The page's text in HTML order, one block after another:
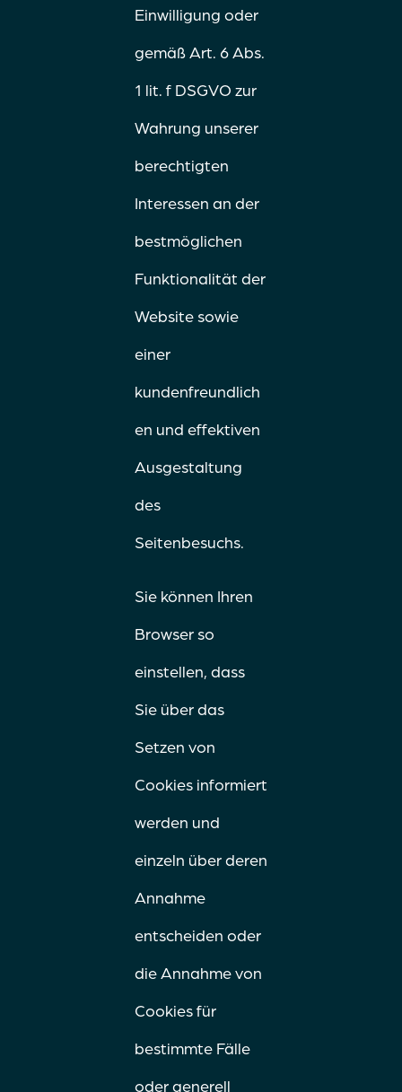
Einwilligung oder
gemäß Art. 6 Abs.
1 lit. f DSGVO zur
Wahrung unserer
berechtigten
Interessen an der
bestmöglichen
Funktionalität der
Website sowie
einer
kundenfreundlich
en und effektiven
Ausgestaltung
des
Seitenbesuchs.
Sie können Ihren
Browser so
einstellen, dass
Sie über das
Setzen von
Cookies informiert
werden und
einzeln über deren
Annahme
entscheiden oder
die Annahme von
Cookies für
bestimmte Fälle
oder generell